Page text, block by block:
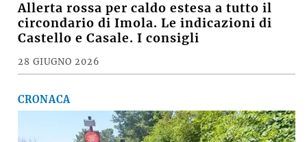
Allerta rossa per caldo estesa a tutto il
circondario di Imola. Le indicazioni di
Castello e Casale. I consigli
28 GIUGNO 2026
CRONACA